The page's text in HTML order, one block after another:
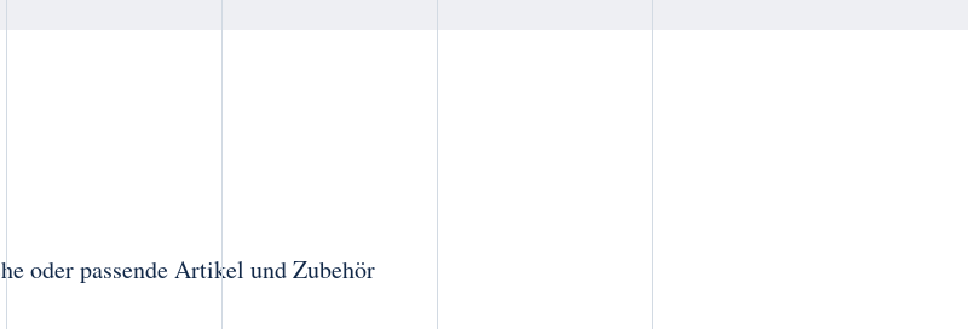
oder passende Artikel und Zubehör